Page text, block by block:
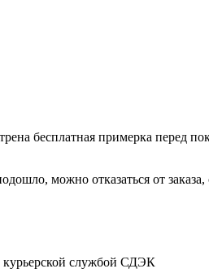
бесплатная примерка перед
можно отказаться от заказа,
курьерской службой СДЭК